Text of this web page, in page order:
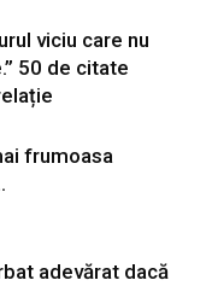
viciu care nu
50 de citate
frumoasa
adevărat dacă